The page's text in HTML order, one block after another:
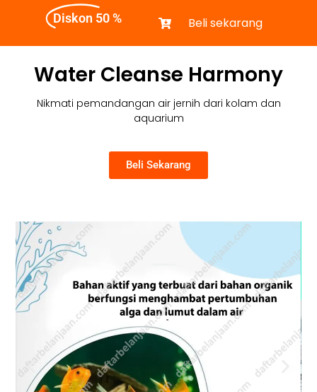
Diskon 50 % Beli sekarang
Water Cleanse Harmony
Nikmati pemandangan air jernih dari kolam dan
aquarium
Beli Sekarang